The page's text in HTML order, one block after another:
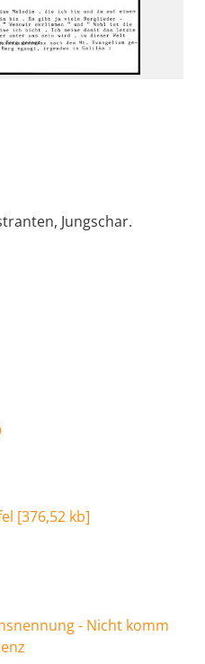
Jungschar.
[376,52 kb]
- Nicht komm